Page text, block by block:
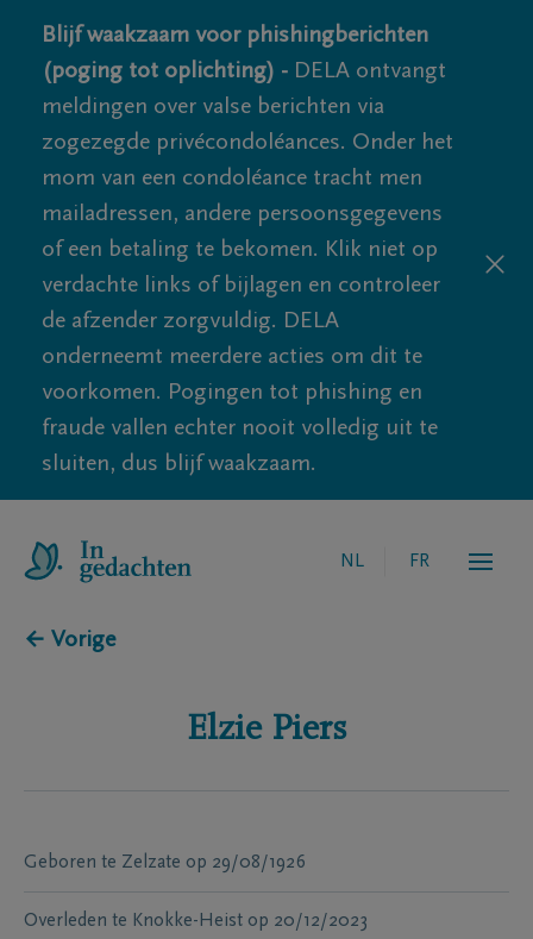
Blijf waakzaam voor phishingberichten
(poging tot oplichting) - DELA ontvangt
meldingen over valse berichten via
zogezegde privécondoléances. Onder het
mom van een condoléance tracht men
mailadressen, andere persoonsgegevens
of een betaling te bekomen. Klik niet op
verdachte links of bijlagen en controleer
de afzender zorgvuldig. DELA
onderneemt meerdere acties om dit te
voorkomen. Pogingen tot phishing en
fraude vallen echter nooit volledig uit te
sluiten, dus blijf waakzaam.
NL FR
← Vorige
Elzie Piers
Geboren te Zelzate op 29/08/1926
Overleden te Knokke-Heist op 20/12/2023